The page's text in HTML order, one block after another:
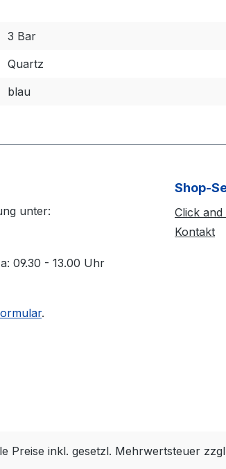
3 Bar
Quartz
blau
unter:
09.30 - 13.00 Uhr
.
Shop-
Click and
Kontakt
Preise inkl. gesetzl. Mehrwertsteuer